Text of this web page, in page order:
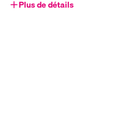
Plus de détails